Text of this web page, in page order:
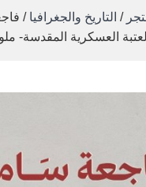
/ التاريخ والجغرافيا /
العسكرية المقدسة-